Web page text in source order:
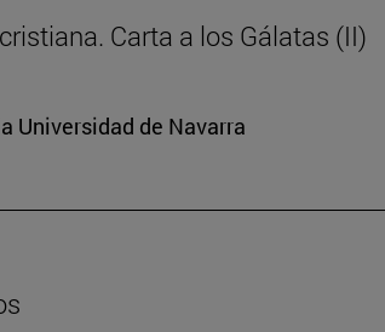
Carta a los Gálatas (II)
Universidad de Navarra